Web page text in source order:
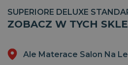
SUPERIORE DELUXE
ZOBACZ W TYCH
Ale Materace Salon Na
Niezbędne pliki cookie umożliwiają
podstawowych funkcji strony
logowanie użytkownika i zarządzanie
CookieScriptConsent